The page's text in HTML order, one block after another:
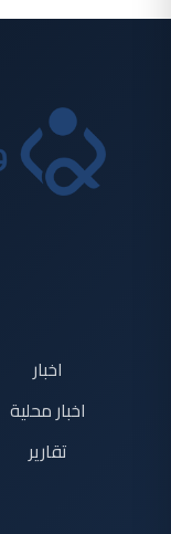
اخبار
اخبار محلية
تقارير